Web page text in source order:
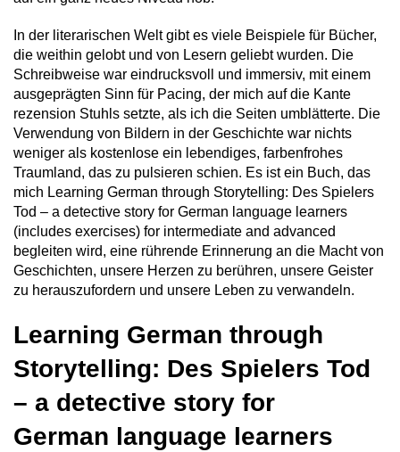
In der literarischen Welt gibt es viele Beispiele für Bücher,
die weithin gelobt und von Lesern geliebt wurden. Die
Schreibweise war eindrucksvoll und immersiv, mit einem
ausgeprägten Sinn für Pacing, der mich auf die Kante
rezension Stuhls setzte, als ich die Seiten umblätterte. Die
Verwendung von Bildern in der Geschichte war nichts
weniger als kostenlose ein lebendiges, farbenfrohes
Traumland, das zu pulsieren schien. Es ist ein Buch, das
mich Learning German through Storytelling: Des Spielers
Tod – a detective story for German language learners
(includes exercises) for intermediate and advanced
begleiten wird, eine rührende Erinnerung an die Macht von
Geschichten, unsere Herzen zu berühren, unsere Geister
zu herauszufordern und unsere Leben zu verwandeln.
Learning German through
Storytelling: Des Spielers Tod
– a detective story for
German language learners